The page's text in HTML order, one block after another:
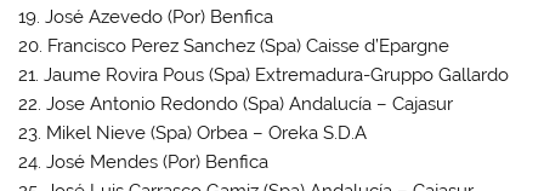
19. José Azevedo (Por) Benfica
20. Francisco Perez Sanchez (Spa) Caisse d’Epargne
21. Jaume Rovira Pous (Spa) Extremadura-Gruppo Gallardo
22. Jose Antonio Redondo (Spa) Andalucía – Cajasur
23. Mikel Nieve (Spa) Orbea – Oreka S.D.A
24. José Mendes (Por) Benfica